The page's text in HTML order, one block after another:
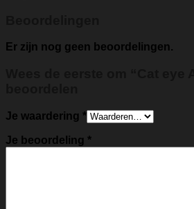
Er zijn nog geen beoordelingen.
Je waardering *
Je beoordeling *